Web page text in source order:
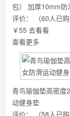
包） 加厚10mm防
评价：
（60人已购
￥55 去看看
查看更多
青鸟瑜伽垫高密度
动健身垫
评价：
（58人已购